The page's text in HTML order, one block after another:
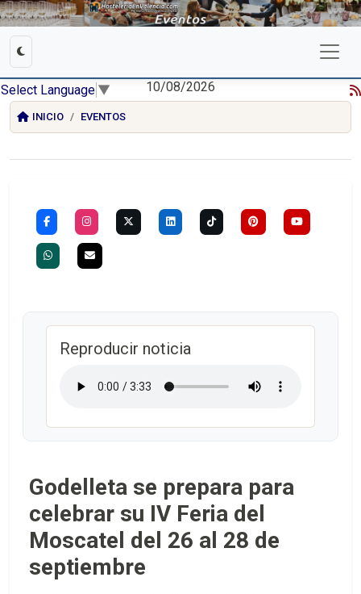
Select Language ▼ 10/08/2026
INICIO EVENTOS
Reproducir noticia
Godelleta se prepara para
celebrar su IV Feria del
Moscatel del 26 al 28 de
septiembre